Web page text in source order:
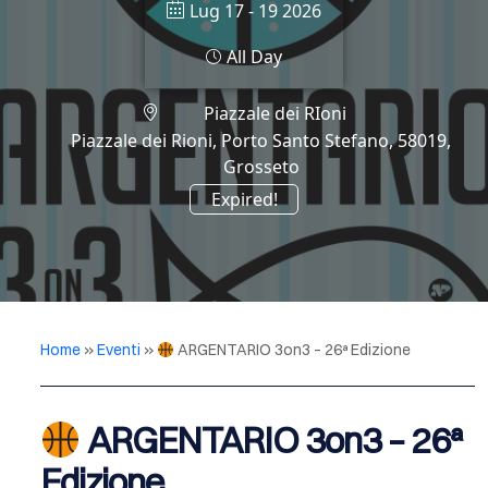
Lug 17 - 19 2026
Expired!
All Day
Piazzale dei RIoni
Piazzale dei Rioni, Porto Santo Stefano, 58019,
Grosseto
Home »Eventi » ARGENTARIO 3on3 – 26ª Edizione
ARGENTARIO 3on3 – 26ª